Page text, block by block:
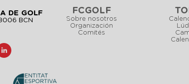
DE GOLF
BCN
FCGOLF
Sobre nosotros
Organización
Comités